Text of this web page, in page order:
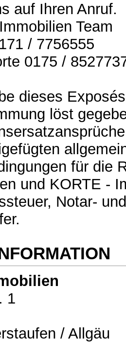
auf Ihren Anruf.
Team
/ 7756555
0175 /
dieses
löst
für die
und KORTE -
Notar-
1
/ Allgäu